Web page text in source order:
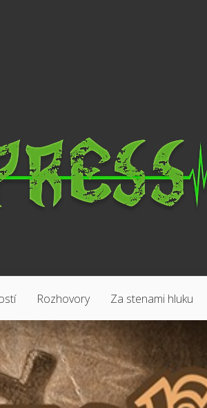
Rozhovory Za stenami hluku